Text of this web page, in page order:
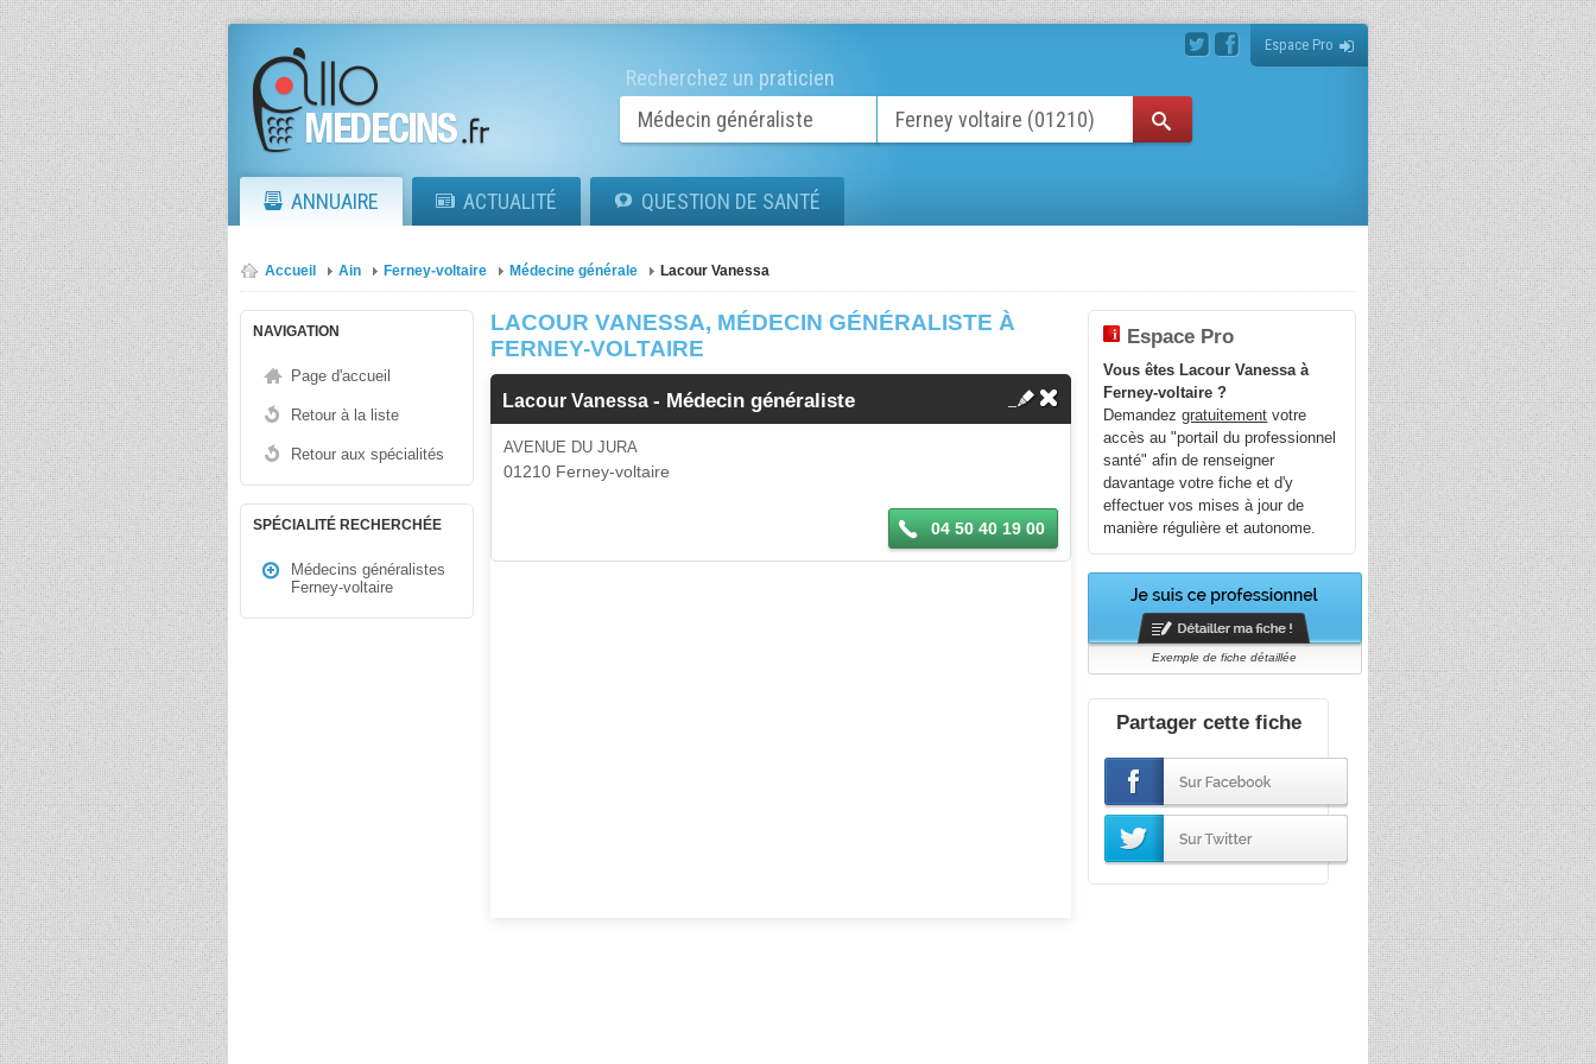
Espace Pro
Recherchez un praticien
ANNUAIRE ACTUALITÉ QUESTION DE SANTÉ
Accueil Ain Ferney-voltaire Médecine générale Lacour Vanessa
NAVIGATION
Page d'accueil
Retour à la liste
Retour aux spécialités
SPÉCIALITÉ RECHERCHÉE
Médecins généralistes
Ferney-voltaire
LACOUR VANESSA, MÉDECIN GÉNÉRALISTE À
FERNEY-VOLTAIRE
Lacour Vanessa- Médecin généraliste
AVENUE DU JURA
01210 Ferney-voltaire
04 50 40 19 00
Espace Pro
Vous êtes Lacour Vanessa à
Ferney-voltaire ?
Demandezgratuitement votre
accès au "portail du professionnel
santé" afin de renseigner
davantage votre fiche et d'y
effectuer vos mises à jour de
manière régulière et autonome.
Exemple de fiche détaillée
Partager cette fiche